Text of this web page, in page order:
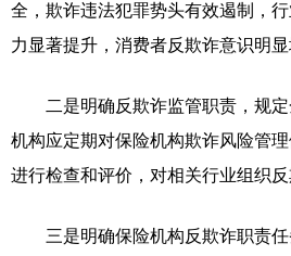
全，欺诈违法犯罪势头有效遏制，
力显著提升，消费者反欺诈意识明显
二是明确反欺诈监管职责，规定
机构应定期对保险机构欺诈风险管
进行检查和评价，对相关行业组织反
三是明确保险机构反欺诈职责任